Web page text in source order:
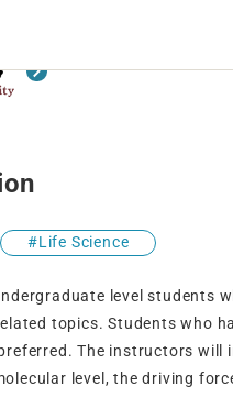
Life Science
level students
topics. Students who
The instructors will
level, the driving